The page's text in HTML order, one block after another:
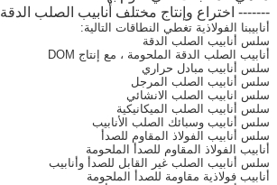
------- اختراع وإنتاج مختلف أنابيب الصلب الدقة
أنابيبنا الفولاذية تغطي النطاقات التالية:
سلس أنابيب الصلب الدقة
أنابيب الصلب الدقة الملحومة ، مع إنتاج DOM
سلس أنابيب مبادل حراري
سلس أنابيب الصلب المرجل
سلس انابيب الصلب الانشائي
سلس أنابيب الصلب الميكانيكية
سلس أنابيب وسبائك الصلب الأنابيب
سلس أنابيب الفولاذ المقاوم للصدأ
أنابيب الفولاذ المقاوم للصدأ الملحومة
سلس أنابيب الصلب غير القابل للصدأ وأنابيب
أنابيب فولاذية مقاومة للصدأ الملحومة